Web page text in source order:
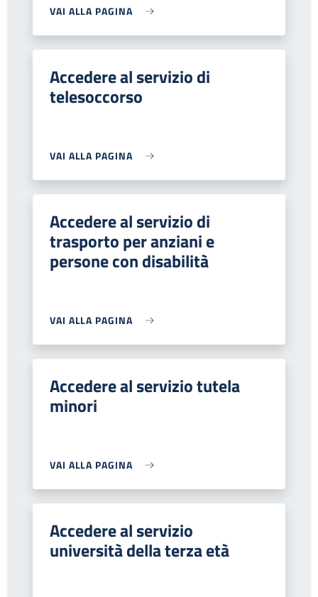
VAI ALLA PAGINA
Accedere al servizio di
telesoccorso
VAI ALLA PAGINA
Accedere al servizio di
trasporto per anziani e
persone con disabilità
VAI ALLA PAGINA
Accedere al servizio tutela
minori
VAI ALLA PAGINA
Accedere al servizio
università della terza età